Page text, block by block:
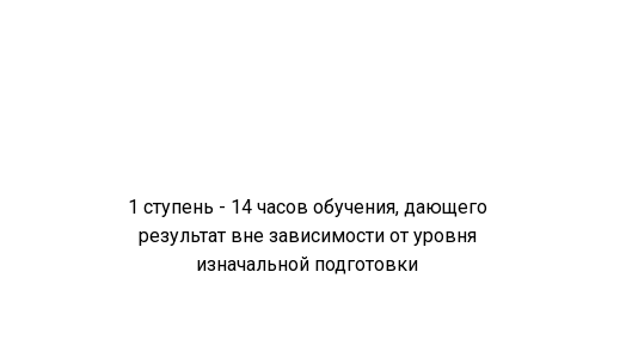
1 ступень - 14 часов обучения, дающего
результат вне зависимости от уровня
изначальной подготовки